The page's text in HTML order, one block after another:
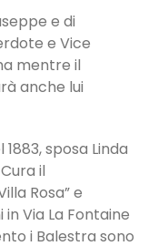
e di
e Vice
mentre il
anche lui
sposa Linda
il
Rosa” e
Via La Fontaine
i Balestra sono